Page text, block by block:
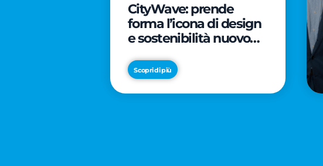
CityWave: prende
forma l’icona di design
e sostenibilità nuovo
Scopri di più